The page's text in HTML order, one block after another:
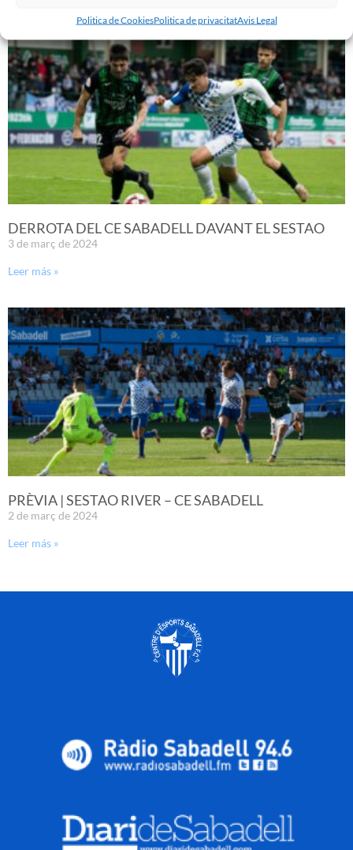
Politica de CookiesPolitica de privacitatAvis Legal
DERROTA DEL CE SABADELL DAVANT EL SESTAO
3 de març de 2024
Leer más »
PRÈVIA | SESTAO RIVER – CE SABADELL
2 de març de 2024
Leer más »